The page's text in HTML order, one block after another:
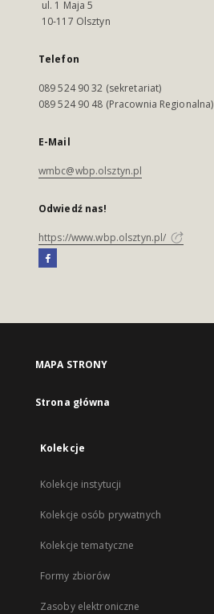
ul. 1 Maja 5
10-117 Olsztyn
Telefon
089 524 90 32 (sekretariat)
089 524 90 48 (Pracownia Regionalna)
E-Mail
wmbc@wbp.olsztyn.pl
Odwiedź nas!
https://www.wbp.olsztyn.pl/
MAPA STRONY
Strona główna
Kolekcje
Kolekcje instytucji
Kolekcje osób prywatnych
Kolekcje tematyczne
Formy zbiorów
Zasoby elektroniczne